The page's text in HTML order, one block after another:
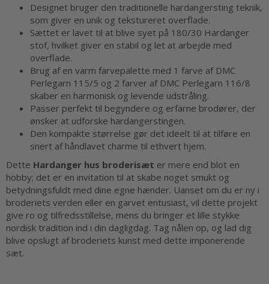
Designet bruger den traditionelle hardangersting teknik,
som giver en unik og tekstureret overflade.
Sættet er lavet til at blive syet på 180/30 Hardanger
stof, hvilket giver en stabil og let at arbejde med
overflade.
Brug af en varm farvepalette med 1 farve af DMC
Perlegarn 115/5 og 2 farver af DMC Perlegarn 116/8
skaber en harmonisk og levende udstråling.
Passer perfekt til begyndere og erfarne brodører, der
ønsker at udforske hardangerstingen.
Den kompakte størrelse gør det ideelt til at tilføre en
snert af håndlavet charme til ethvert hjem.
Dette Hardanger hus broderisæt er mere end blot en
hobby; det er en invitation til at skabe noget smukt og
betydningsfuldt med dine egne hænder. Uanset om du er ny i
broderiets verden eller en garvet entusiast, vil dette projekt
give ro og tilfredsstillelse, mens du bringer et lille stykke
nordisk tradition ind i din dagligdag. Tag nålen op, og lad dig
blive opslugt af broderiets kunst med dette imponerende
sæt.